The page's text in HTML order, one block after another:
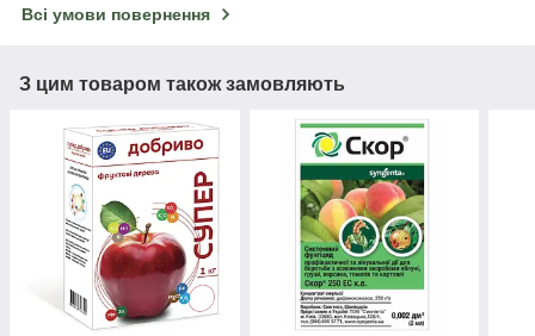
Всі умови повернення
З цим товаром також замовляють